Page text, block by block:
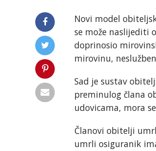
Novi model
se može naslijediti
doprinosio
mirovinu,
Sad je sustav
preminulog člana
udovicama, mora
Članovi obitelji
umrli osiguranik